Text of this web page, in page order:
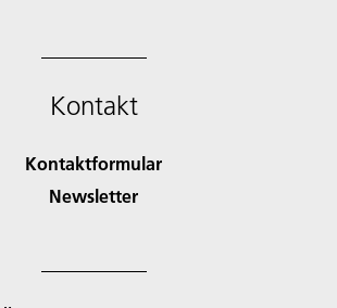
Kontakt
Kontaktformular
Newsletter